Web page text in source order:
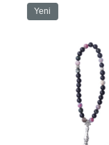
Yeni